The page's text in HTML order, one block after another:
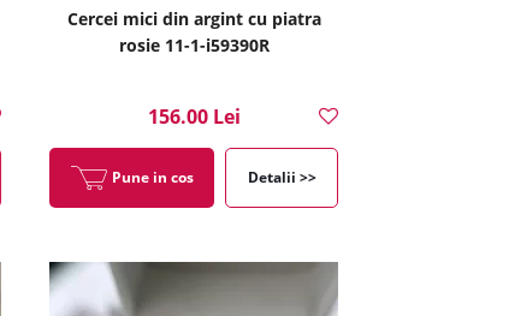
Cercei mici din argint cu piatra
rosie 11-1-i59390R
156.00 Lei
Pune in cos Detalii >>